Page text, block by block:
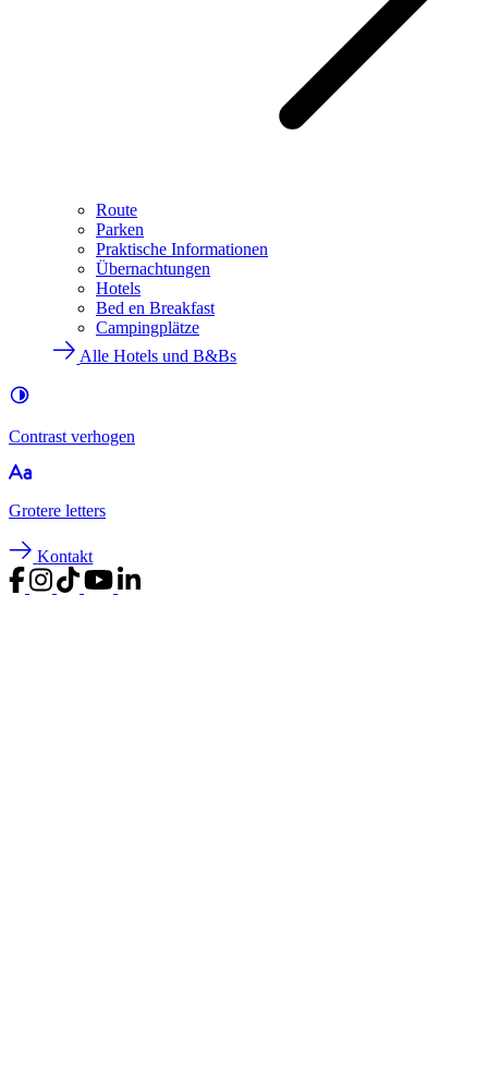
Route
Parken
Praktische Informationen
Übernachtungen
Hotels
Bed en Breakfast
Campingplätze
Alle Hotels und B&Bs
Contrast verhogen
Grotere letters
Kontakt